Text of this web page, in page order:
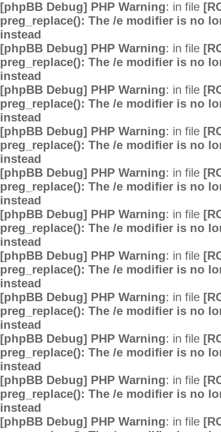
[phpBB Debug] PHP Warning: in file
preg_replace(): The /e modifier is no
instead
[phpBB Debug] PHP Warning: in file
preg_replace(): The /e modifier is no
instead
[phpBB Debug] PHP Warning: in file
preg_replace(): The /e modifier is no
instead
[phpBB Debug] PHP Warning: in file
preg_replace(): The /e modifier is no
instead
[phpBB Debug] PHP Warning: in file
preg_replace(): The /e modifier is no
instead
[phpBB Debug] PHP Warning: in file
preg_replace(): The /e modifier is no
instead
[phpBB Debug] PHP Warning: in file
preg_replace(): The /e modifier is no
instead
[phpBB Debug] PHP Warning: in file
preg_replace(): The /e modifier is no
instead
[phpBB Debug] PHP Warning: in file
preg_replace(): The /e modifier is no
instead
[phpBB Debug] PHP Warning: in file
preg_replace(): The /e modifier is no
instead
[phpBB Debug] PHP Warning: in file